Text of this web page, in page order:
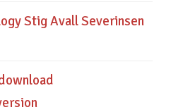
Stig Avall Severinsen